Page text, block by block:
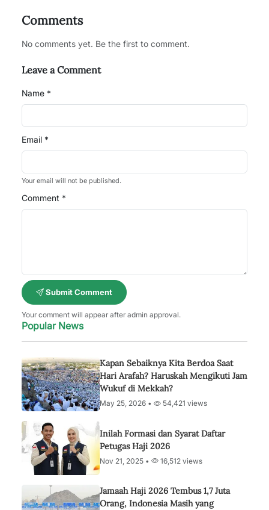
Comments
No comments yet. Be the first to comment.
Leave a Comment
Name *
Email *
Your email will not be published.
Comment *
Submit Comment
Your comment will appear after admin approval.
Popular News
Kapan Sebaiknya Kita Berdoa Saat
Hari Arafah? Haruskah Mengikuti Jam
Wukuf di Mekkah?
May 25, 2026 • 54,421 views
Inilah Formasi dan Syarat Daftar
Petugas Haji 2026
Nov 21, 2025 • 16,512 views
Jamaah Haji 2026 Tembus 1,7 Juta
Orang, Indonesia Masih yang